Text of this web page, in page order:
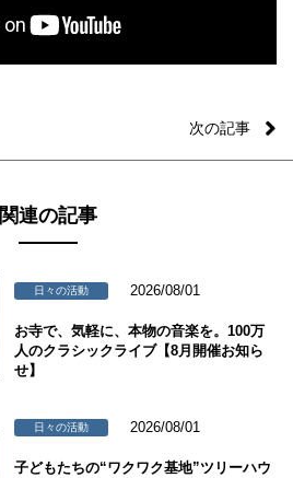
次の記事
関連の記事
日々の活動 2026/08/01
お寺で、気軽に、本物の音楽を。100万
人のクラシックライブ【8月開催お知ら
せ】
日々の活動 2026/08/01
子どもたちの“ワクワク基地”ツリーハウ